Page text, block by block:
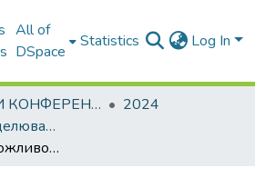
All of
DSpace
Statistics Log In
МАТЕРІАЛИ КОНФЕРЕНЦІЙ
2024
Математичне моделювання та інформаційні технології сучасності
Функціональні можливості корпоративного порталу транспортної компанії